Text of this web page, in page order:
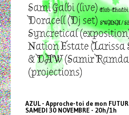
AZUL - Approche-toi de mon FUTUR
SAMEDI 30 NOVEMBRE - 20h/1h